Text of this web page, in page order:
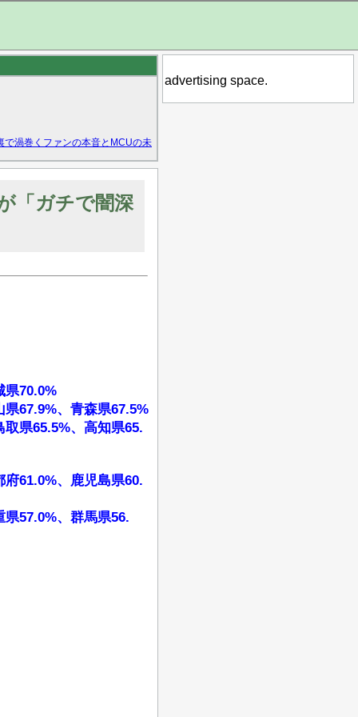
で渦巻くファンの本音とMCUの未
「ガチで闇深
県70.0%
67.9%、青森県67.5%
県65.5%、高知県65.
61.0%、鹿児島県60.
57.0%、群馬県56.
advertising space.